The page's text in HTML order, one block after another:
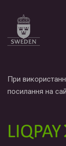
При
посилання на